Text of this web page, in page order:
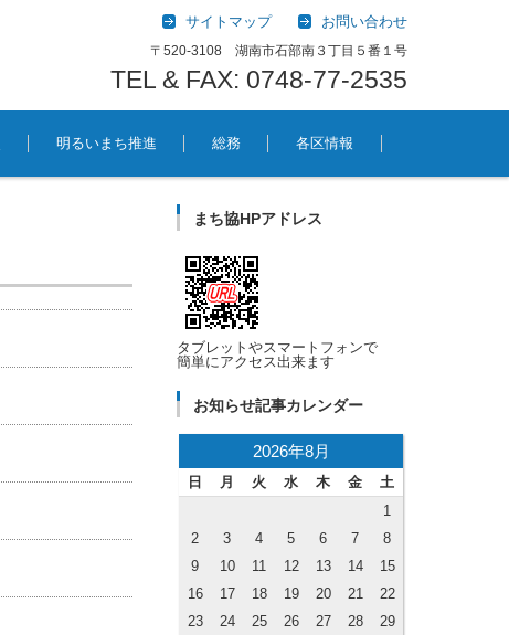
サイトマップ お問い合わせ
〒520-3108 湖南市石部南３丁目５番１号
TEL & FAX: 0748-77-2535
明るいまち推進 総務 各区情報
まち協HPアドレス
タブレットやスマートフォンで
簡単にアクセス出来ます
お知らせ記事カレンダー
2026年8月
日 月 火 水 木 金
土
1
2
3 4 5 6 7
8
9
10 11 12 13 14
15
16
17 18 19 20 21
22
23
24 25 26 27 28
29